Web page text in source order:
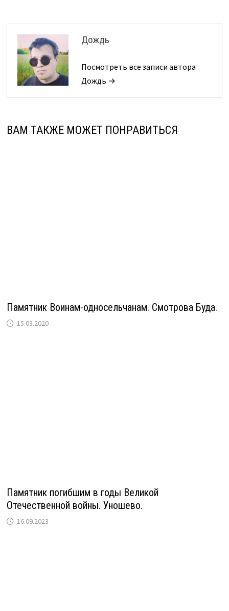
Дождь
Посмотреть все записи автора
Дождь →
ВАМ ТАКЖЕ МОЖЕТ ПОНРАВИТЬСЯ
Памятник Воинам-односельчанам. Смотрова Буда.
15.03.2020
Памятник погибшим в годы Великой
Отечественной войны. Уношево.
16.09.2023